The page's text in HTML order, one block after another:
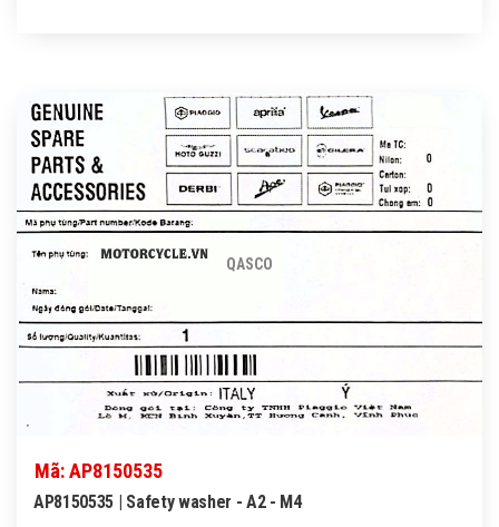
QASCO
Mã: AP8150535
AP8150535 | Safety washer - A2 - M4